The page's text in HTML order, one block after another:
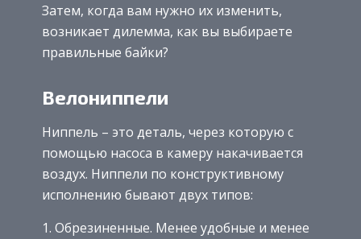
Затем, когда вам нужно их изменить,
возникает дилемма, как вы выбираете
правильные байки?
Велониппели
Ниппель – это деталь, через которую с
помощью насоса в камеру накачивается
воздух. Ниппели по конструктивному
исполнению бывают двух типов:
Обрезиненные. Менее удобные и менее